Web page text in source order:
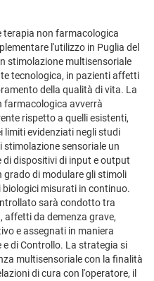
terapia non farmacologica
l'utilizzo in Puglia del
stimolazione multisensoriale
tecnologica, in pazienti affetti
della qualità di vita. La
farmacologica avverrà
rispetto a quelli esistenti,
limiti evidenziati negli studi
sensoriale un
dispositivi di input e output
grado di modulare gli stimoli
misurati in continuo.
sarà condotto tra
affetti da demenza grave,
e assegnati in maniera
e di Controllo. La strategia si
multisensoriale con la finalità
di cura con l'operatore, il